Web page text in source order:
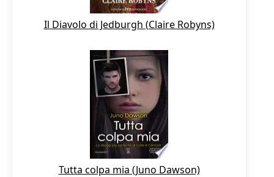
Il Diavolo di Jedburgh (Claire Robyns)
Tutta colpa mia (Juno Dawson)